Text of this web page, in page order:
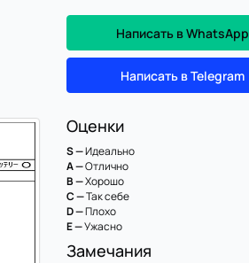
Написать в WhatsApp
Написать в Telegram
Оценки
S —Идеально
A —Отлично
B —Хорошо
C —Так себе
D —Плохо
E —Ужасно
Замечания